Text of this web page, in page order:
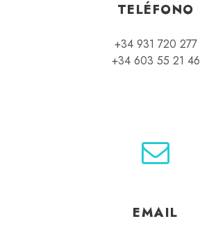
TELÉFONO
+34 931 720 277
+34 603 55 21 46
EMAIL